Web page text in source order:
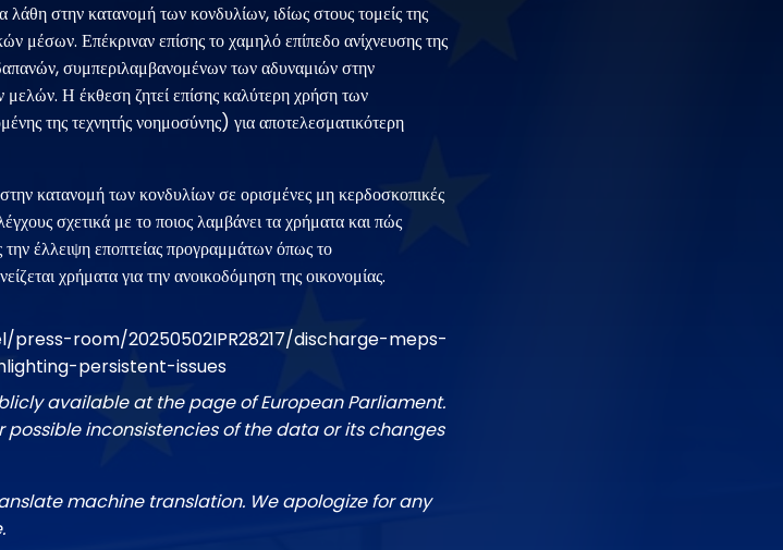
στην κατανομή των κονδυλίων, ιδίως στους τομείς της
μέσων. Επέκριναν επίσης το χαμηλό επίπεδο ανίχνευσης της
συμπεριλαμβανομένων των αδυναμιών στην
μελών. Η έκθεση ζητεί επίσης καλύτερη χρήση των
της τεχνητής νοημοσύνης) για αποτελεσματικότερη
κατανομή των κονδυλίων σε ορισμένες μη κερδοσκοπικές
σχετικά με το ποιος λαμβάνει τα χρήματα και πώς
έλλειψη εποπτείας προγραμμάτων όπως το
χρήματα για την ανοικοδόμηση της οικονομίας.
room/20250502IPR28217/discharge-meps-
persistent-issues
available at the page of European Parliament.
inconsistencies of the data or its changes
machine translation. We apologize for any